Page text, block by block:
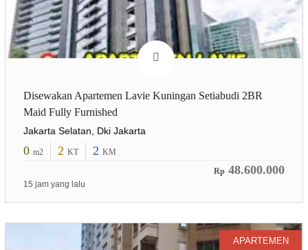
Disewakan Apartemen Lavie Kuningan Setiabudi 2BR
Maid Fully Furnished
Jakarta Selatan, Dki Jakarta
0 m2 2 KT 2 KM
Rp 48.600.000
15 jam yang lalu
APARTEMEN